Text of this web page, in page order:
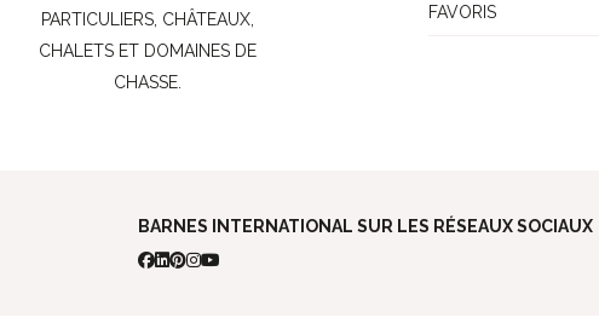
PARTICULIERS, CHÂTEAUX,
CHALETS ET DOMAINES DE
CHASSE.
FAVORIS
BARNES INTERNATIONAL SUR LES RÉSEAUX SOCIAUX